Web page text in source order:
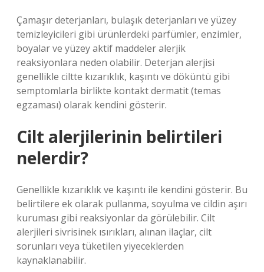
Çamaşır deterjanları, bulaşık deterjanları ve yüzey
temizleyicileri gibi ürünlerdeki parfümler, enzimler,
boyalar ve yüzey aktif maddeler alerjik
reaksiyonlara neden olabilir. Deterjan alerjisi
genellikle ciltte kızarıklık, kaşıntı ve döküntü gibi
semptomlarla birlikte kontakt dermatit (temas
egzaması) olarak kendini gösterir.
Cilt alerjilerinin belirtileri
nelerdir?
Genellikle kızarıklık ve kaşıntı ile kendini gösterir. Bu
belirtilere ek olarak pullanma, soyulma ve cildin aşırı
kuruması gibi reaksiyonlar da görülebilir. Cilt
alerjileri sivrisinek ısırıkları, alınan ilaçlar, cilt
sorunları veya tüketilen yiyeceklerden
kaynaklanabilir.